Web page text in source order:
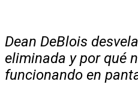
Dean DeBlois
eliminada y por qué
funcionando en